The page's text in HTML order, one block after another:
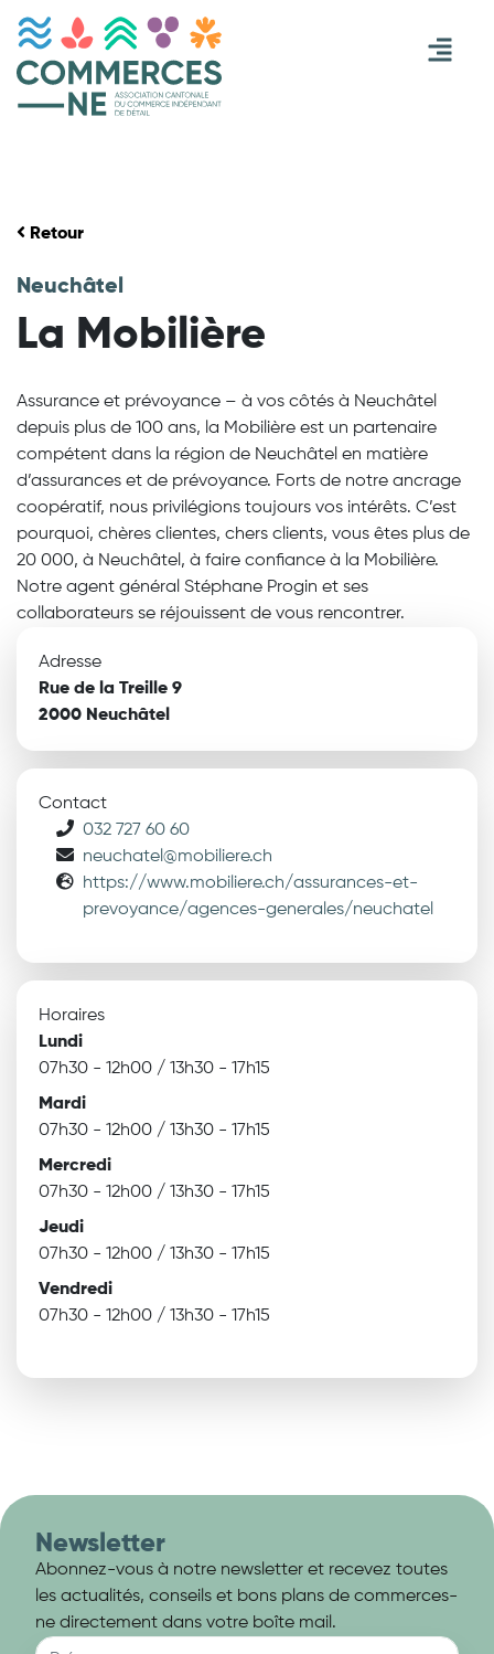
Retour
Neuchâtel
La Mobilière
Assurance et prévoyance – à vos côtés à Neuchâtel
depuis plus de 100 ans, la Mobilière est un partenaire
compétent dans la région de Neuchâtel en matière
d’assurances et de prévoyance. Forts de notre ancrage
coopératif, nous privilégions toujours vos intérêts. C’est
pourquoi, chères clientes, chers clients, vous êtes plus de
20 000, à Neuchâtel, à faire confiance à la Mobilière.
Notre agent général Stéphane Progin et ses
collaborateurs se réjouissent de vous rencontrer.
Adresse
Rue de la Treille 9
2000 Neuchâtel
Contact
032 727 60 60
neuchatel@mobiliere.ch
https://www.mobiliere.ch/assurances-et-
prevoyance/agences-generales/neuchatel
Horaires
Lundi
07h30 - 12h00 / 13h30 - 17h15
Mardi
07h30 - 12h00 / 13h30 - 17h15
Mercredi
07h30 - 12h00 / 13h30 - 17h15
Jeudi
07h30 - 12h00 / 13h30 - 17h15
Vendredi
07h30 - 12h00 / 13h30 - 17h15
Newsletter
Abonnez-vous à notre newsletter et recevez toutes
les actualités, conseils et bons plans de commerces-
ne directement dans votre boîte mail.